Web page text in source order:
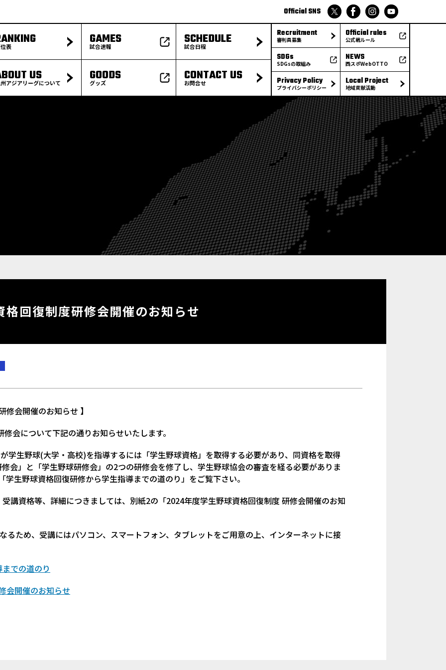
Official SNS
表
US
アジアリーグについて
GAMES
試合速報
GOODS
グッズ
SCHEDULE
試合日程
CONTACT US
お問合せ
Recruitment
審判員募集
SDGs
SDGsの取組み
Privacy Policy
プライバシーポリシー
Official rules
公式戦ルール
NEWS
西スポWebOTTO
Local Project
地域貢献活動
回復制度研修会開催のお知らせ
会開催のお知らせ 】
会について下記の通りお知らせいたします。
学生野球(大学・高校)を指導するには「学生野球資格」を取得する必要があり、同資格を取得
会」と「学生野球研修会」の2つの研修会を修了し、学生野球協会の審査を経る必要がありま
生野球資格回復研修から学生指導までの道のり」をご覧下さい。
講資格等、詳細につきましては、別紙2の「2024年度学生野球資格回復制度 研修会開催のお知
ため、受講にはパソコン、スマートフォン、タブレットをご用意の上、インターネットに接
での道のり
会開催のお知らせ